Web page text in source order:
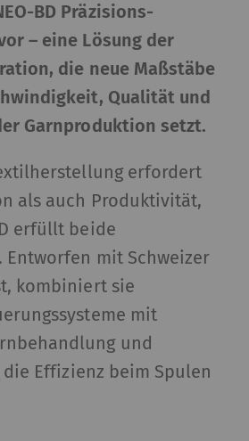
BD Präzisions-
– eine Lösung der
die neue Maßstäbe
Qualität und
Garnproduktion setzt.
erfordert
als auch Produktivität,
erfüllt beide
Entworfen mit Schweizer
kombiniert sie
mit
und
Effizienz beim Spulen